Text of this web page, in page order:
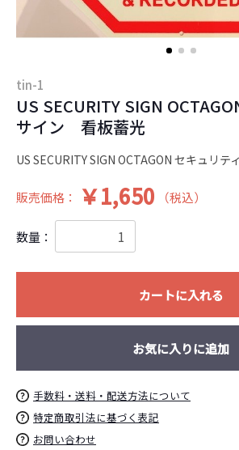
tin-1
US SECURITY SIGN
サイン 看板蓄光
US SECURITY SIGN OCTAGON セキュリテ
販売価格： ￥1,650 （税込）
数量：
カートに入れる
お買い物を続ける カー
お気に入りに追加
手数料・送料・配送方法について
特定商取引法に基づく表記
お問い合わせ